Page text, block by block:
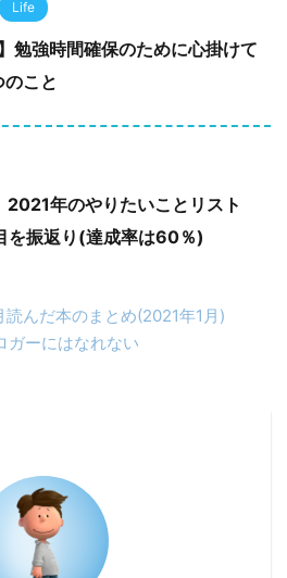
Life
勉強時間確保のために心掛けて
こと
2021年のやりたいことリスト
を振返り(達成率は60％)
読んだ本のまとめ(2021年1月)
ガーにはなれない